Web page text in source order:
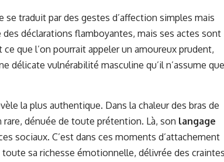
traduit par des gestes d’affection simples mais
des déclarations flamboyantes, mais ses actes sont
que l’on pourrait appeler un amoureux prudent,
délicate vulnérabilité masculine qu’il n’assume que
la plus authentique. Dans la chaleur des bras de
dénuée de toute prétention. Là, son langage
sociaux. C’est dans ces moments d’attachement
sa richesse émotionnelle, délivrée des craintes